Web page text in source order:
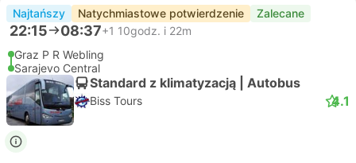
Najtańszy Natychmiastowe potwierdzenie Zalecane
22:15 08:37+1 10godz. i 22m
Graz P R Webling
Sarajevo Central
Standard z klimatyzacją | Autobus
Biss Tours 4.1